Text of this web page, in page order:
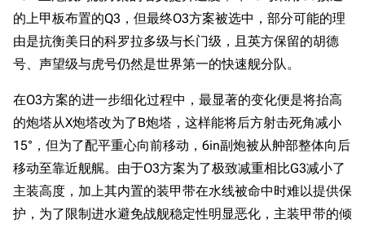
的上甲板布置的Q3，但最终O3方案被选中，部分可能的理
由是抗衡美日的科罗拉多级与长门级，且英方保留的胡德
号、声望级与虎号仍然是世界第一的快速舰分队。
在O3方案的进一步细化过程中，最显著的变化便是将抬高
的炮塔从X炮塔改为了B炮塔，这样能将后方射击死角减小
15°，但为了配平重心向前移动，6in副炮被从舯部整体向后
移动至靠近舰艉。由于O3方案为了极致减重相比G3减小了
主装高度，加上其内置的装甲带在水线被命中时难以提供保
护，为了限制进水避免战舰稳定性明显恶化，主装甲带的倾